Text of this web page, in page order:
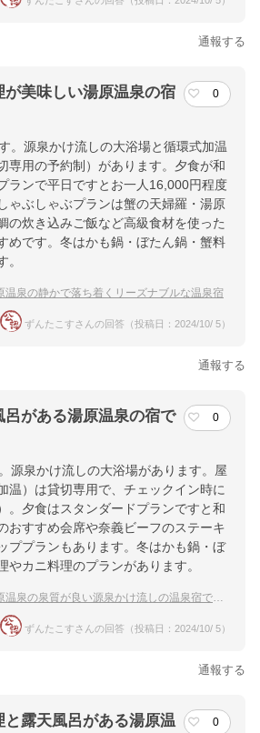
通報する
美味しい湯原温泉の宿
0
。源泉かけ流しの大浴場と循環式加温
専用の予約制）があります。夕食が和
ランで平日ですとお一人16,000円程度
ゃぶしゃぶプランは蟹の天婦羅・湯原
の炊き込みご飯など高級食材を使った
めです。冬はかも鍋・ぼたん鍋・蟹料
。
温泉の静かで落ち着くリーズナブルな温泉宿
ずんたこすさんの回答（投稿日：2024/10/ 5）
通報する
がある湯原温泉の宿で
0
源泉かけ流しの大浴場があります。屋
温）は貸切専用で、チェックイン時に
。夕食はスタンダードプランですと和
おすすめ会席や奈義ビーフのステーキ
ププランもあります。冬はかも鍋・ぼ
やカニ料理のプランがあります。
泉の泉質が良い源泉かけ流しの温泉宿でおすすめは？
ずんたこすさんの回答（投稿日：2024/10/ 5）
通報する
と露天風呂がある湯原温
0